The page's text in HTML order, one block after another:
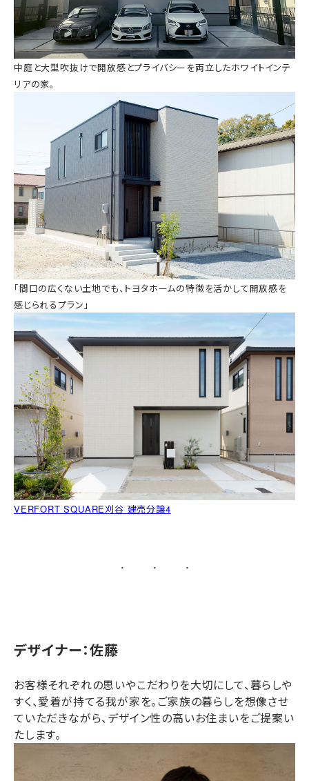
中庭と大型吹抜けで開放感とプライバシーを両立したホワイトインテ
リアの家。
「間口の広くない土地でも、トヨタホームの特徴を活かして開放感を
感じられるプラン」
VERFORT SQUARE刈谷 建売分譲4
デザイナー：佐藤
お客様それぞれの思いやこだわりを大切にして、暮らしや
すく、愛着が持てる我が家を。ご家族の暮らしを想像させ
ていただきながら、デザイン性の高いお住まいをご提案い
たします。